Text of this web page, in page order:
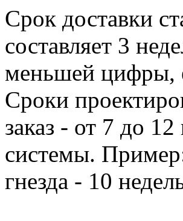
Срок доставки
составляет 3
меньшей цифры,
Сроки
заказ - от 7 до
системы.
гнезда - 10